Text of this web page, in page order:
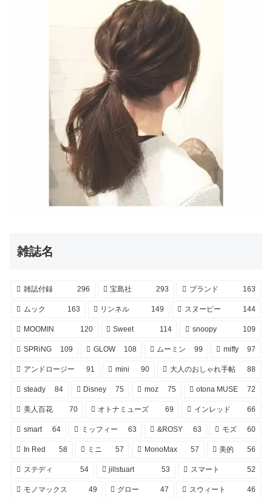
雑誌名
雑誌付録 296 宝島社 293 ブランド 163
ムック 163 リンネル 149 スヌーピー 144
MOOMIN 120 Sweet 114 snoopy 109
SPRiNG 109 GLOW 108 ムーミン 99 miffy 97
アンドロージー 91 mini 90 大人のおしゃれ手帖 88
steady 84 Disney 75 moz 75 otona MUSE 72
美人百花 70 オトナミューズ 69 インレッド 66
smart 64 ミッフィー 63 &ROSY 63 モズ 60
In Red 58 ミニ 57 MonoMax 57 美的 56
ステディ 54 jillstuart 53 スマート 52
モノマックス 49 グロー 47 スウィート 46